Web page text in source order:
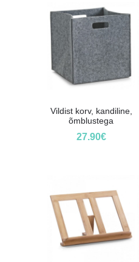
Vildist korv, kandiline,
õmblustega
27.90€